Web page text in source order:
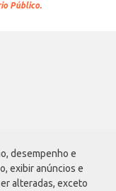
desempenho e
exibir anúncios e
alteradas, exceto
Público.
São Paulo - SP | CEP
09